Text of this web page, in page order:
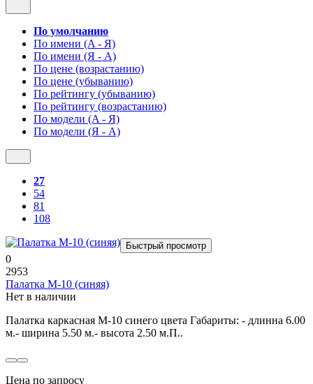
По умолчанию
По имени (A - Я)
По имени (Я - A)
По цене (возрастанию)
По цене (убыванию)
По рейтингу (убыванию)
По рейтингу (возрастанию)
По модели (A - Я)
По модели (Я - A)
27
54
81
108
Быстрый просмотр
0
2953
Палатка М-10 (синяя)
Нет в наличии
Палатка каркасная М-10 синего цвета Габариты: - длинна 6.00
м.- ширина 5.50 м.- высота 2.50 м.П..
Цена по запросу